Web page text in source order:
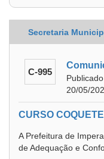
Secretaria
C-995
20/05/
CURSO
A Prefeitura de
de Adequação e